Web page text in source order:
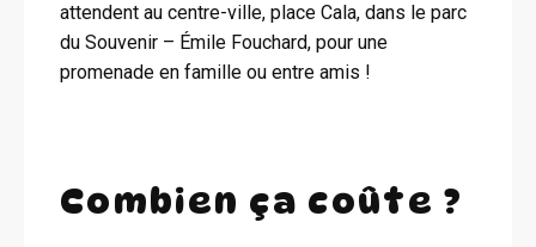
attendent au centre-ville, place Cala, dans le parc
du Souvenir – Émile Fouchard, pour une
promenade en famille ou entre amis !
Combien ça coûte ?